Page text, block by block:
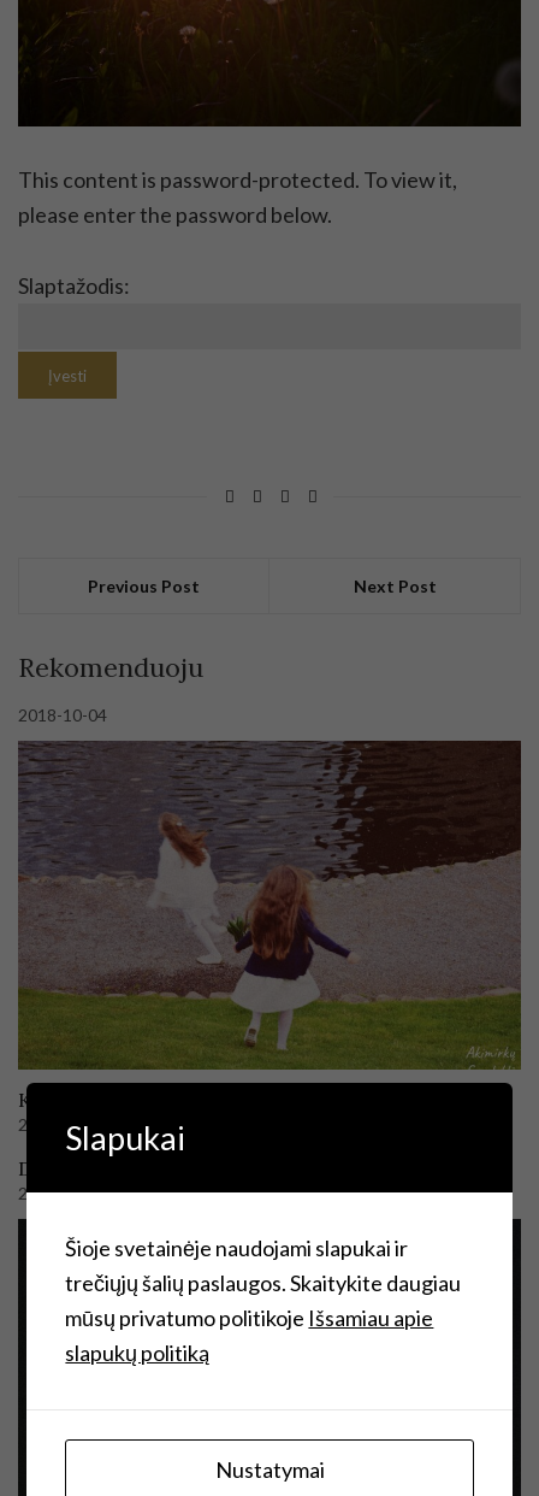
This content is password-protected. To view it,
please enter the password below.
Slaptažodis:
Previous Post Next Post
Rekomenduoju
2018-10-04
Kodėl aš sviedžiau savo telefoną…
2018-03-31
Didysis šeštadienis mažoje Balų saloje
2019-02-25
Slapukai
Šioje svetainėje naudojami slapukai ir
trečiųjų šalių paslaugos. Skaitykite daugiau
mūsų privatumo politikoje Išsamiau apie
slapukų politiką
Nustatymai